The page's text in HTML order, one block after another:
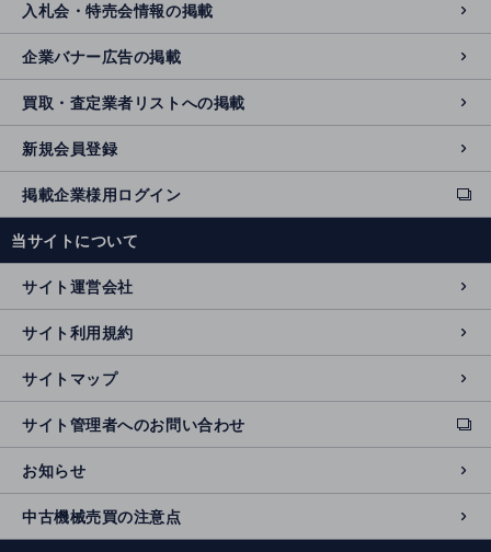
入札会・特売会情報の掲載
企業バナー広告の掲載
買取・査定業者リストへの掲載
新規会員登録
掲載企業様用ログイン
ext
e
n
al
si
t
e
当サイトについて
サイト運営会社
サイト利用規約
サイトマップ
サイト管理者へのお問い合わせ
ext
e
r
n
al
si
お知らせ
中古機械売買の注意点